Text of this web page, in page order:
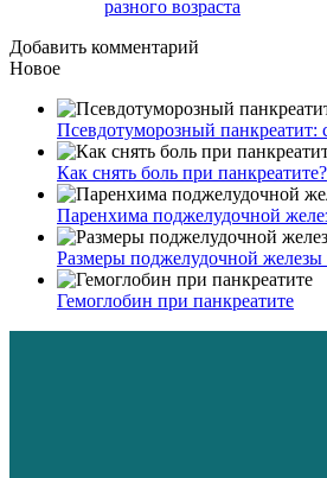
разного возраста
Добавить комментарий
Новое
Псевдотуморозный
Как снять боль при панкреатите?
Паренхима поджелудочной
Размеры поджелудочной железы
Гемоглобин при панкреатите